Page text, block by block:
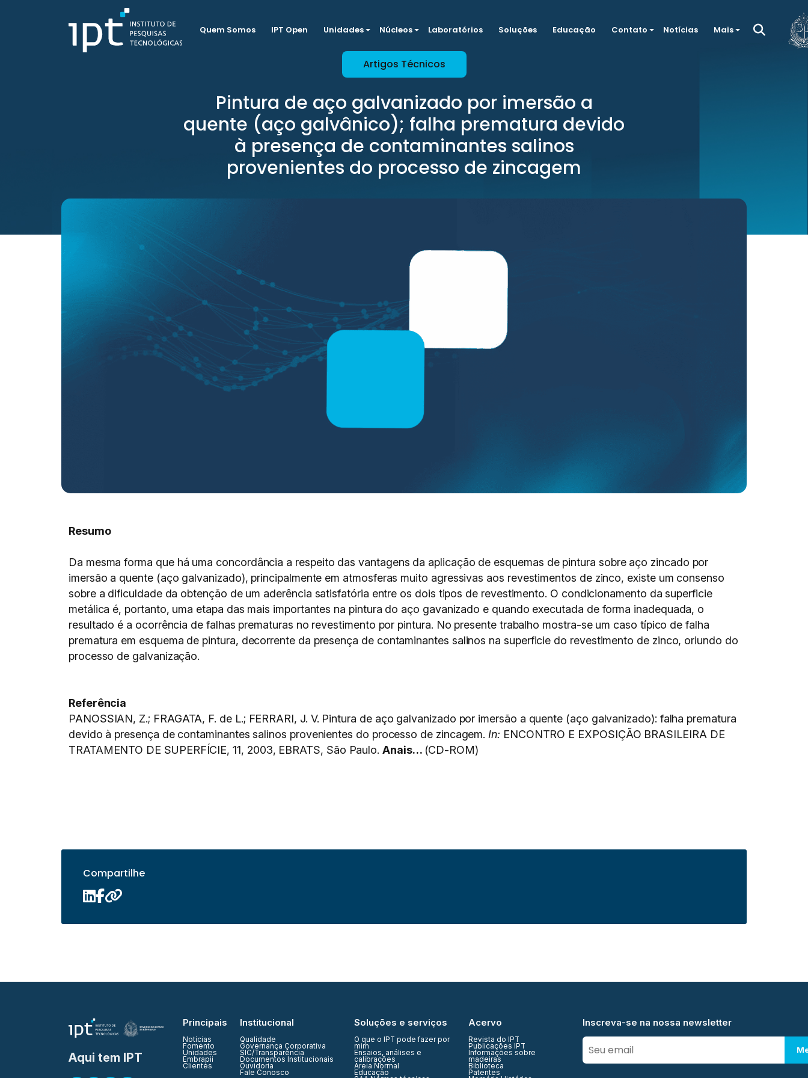
Quem Somos IPT Open Unidades Núcleos Laboratórios Soluções Educação Contato Notícias Mais
Artigos Técnicos
Pintura de aço galvanizado por imersão a
quente (aço galvânico); falha prematura devido
à presença de contaminantes salinos
provenientes do processo de zincagem
Resumo
Da mesma forma que há uma concordância a respeito das vantagens da aplicação de esquemas de pintura sobre aço zincado por
imersão a quente (aço galvanizado), principalmente em atmosferas muito agressivas aos revestimentos de zinco, existe um consenso
sobre a dificuldade da obtenção de um aderência satisfatória entre os dois tipos de revestimento. O condicionamento da superficie
metálica é, portanto, uma etapa das mais importantes na pintura do aço gavanizado e quando executada de forma inadequada, o
resultado é a ocorrência de falhas prematuras no revestimento por pintura. No presente trabalho mostra-se um caso típico de falha
prematura em esquema de pintura, decorrente da presença de contaminantes salinos na superficie do revestimento de zinco, oriundo do
processo de galvanização.
Referência
PANOSSIAN, Z.; FRAGATA, F. de L.; FERRARI, J. V. Pintura de aço galvanizado por imersão a quente (aço galvanizado): falha prematura
devido à presença de contaminantes salinos provenientes do processo de zincagem. In: ENCONTRO E EXPOSIÇÃO BRASILEIRA DE
TRATAMENTO DE SUPERFÍCIE, 11, 2003, EBRATS, São Paulo.Anais… (CD-ROM)
Compartilhe
Aqui tem IPT
Principais
Notícias
Fomento
Unidades
Embrapii
Clientes
Institucional
Qualidade
Governança Corporativa
SIC/Transparência
Documentos Institucionais
Ouvidoria
Fale Conosco
Soluções e serviços
O que o IPT pode fazer por
mim
Ensaios, análises e
calibrações
Areia Normal
Educação
Acervo
Revista do IPT
Publicações IPT
Informações sobre
madeiras
Biblioteca
Patentes
Inscreva-se na nossa newsletter